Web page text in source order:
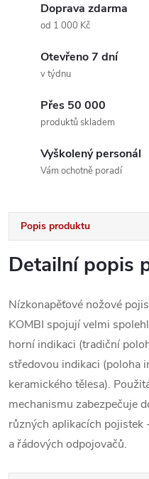
Doprava zdarma
od 1 000 Kč
Otevřeno 7 dní
v týdnu
Přes 50 000
produktů skladem
Vyškolený personál
Vám ochotně poradí
Popis produktu
Detailní popis
Nízkonapěťové nožové
KOMBI spojují velmi
horní indikaci (tradiční
středovou indikaci (poloha
keramického tělesa).
mechanismu zabezpečuje
různých aplikacích
a řádových odpojovačů.